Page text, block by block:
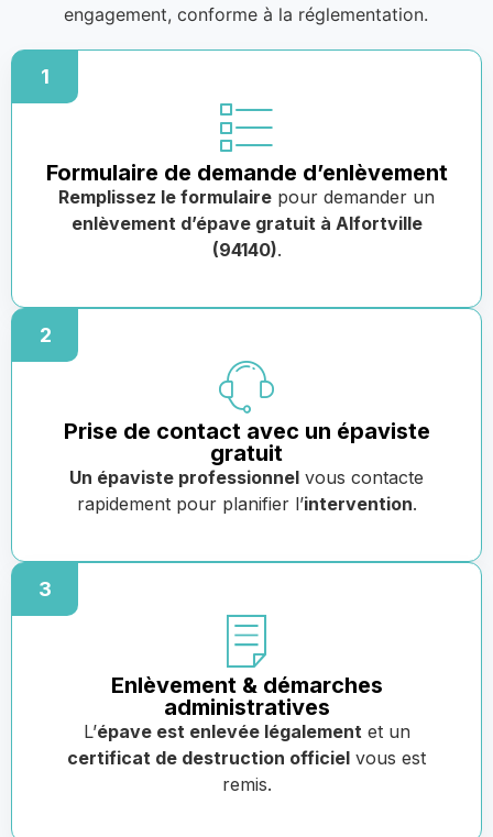
engagement, conforme à la réglementation.
1
Formulaire de demande d’enlèvement
Remplissez le formulaire pour demander un
enlèvement d’épave gratuit à Alfortville
(94140).
2
Prise de contact avec un épaviste
gratuit
Un épaviste professionnel vous contacte
rapidement pour planifier l’intervention.
3
Enlèvement & démarches
administratives
L’épave est enlevée légalement et un
certificat de destruction officiel vous est
remis.